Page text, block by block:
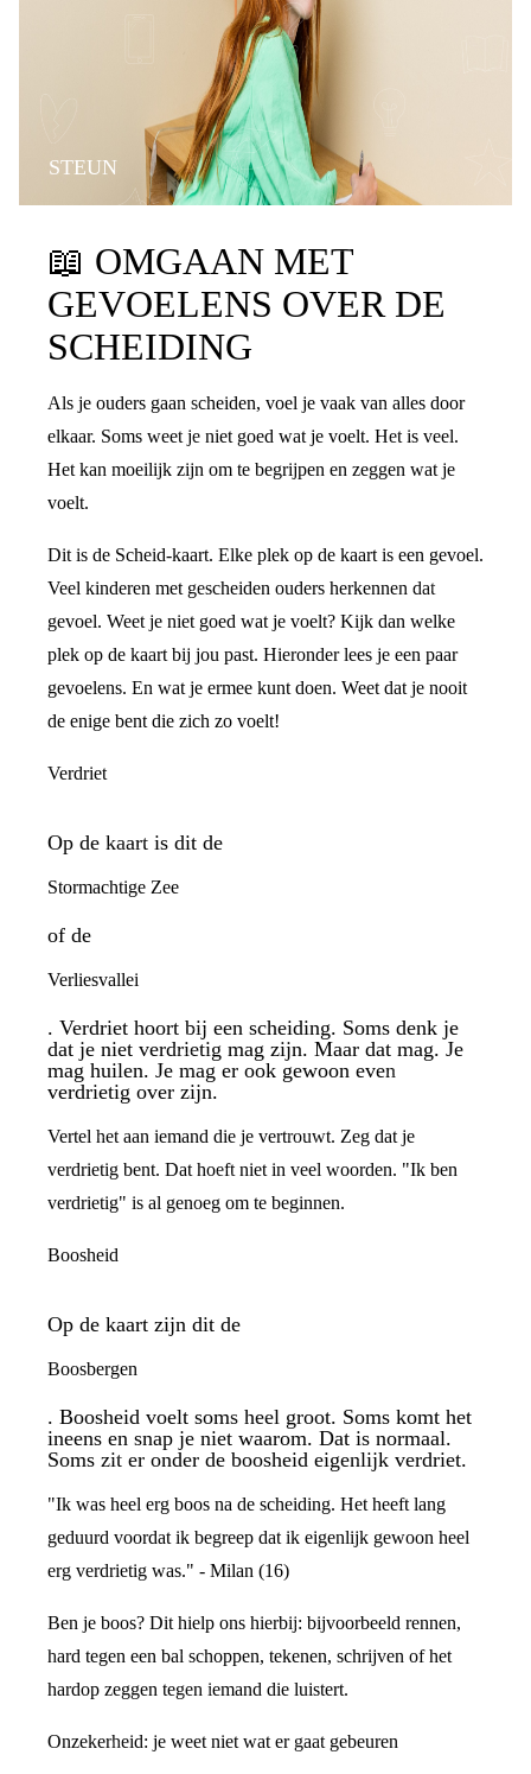
STEUN
📖 OMGAAN MET
GEVOELENS OVER DE
SCHEIDING
Als je ouders gaan scheiden, voel je vaak van alles door
elkaar. Soms weet je niet goed wat je voelt. Het is veel.
Het kan moeilijk zijn om te begrijpen en zeggen wat je
voelt.
Dit is de Scheid-kaart. Elke plek op de kaart is een gevoel.
Veel kinderen met gescheiden ouders herkennen dat
gevoel. Weet je niet goed wat je voelt? Kijk dan welke
plek op de kaart bij jou past. Hieronder lees je een paar
gevoelens. En wat je ermee kunt doen. Weet dat je nooit
de enige bent die zich zo voelt!
Verdriet
Op de kaart is dit de
Stormachtige Zee
of de
Verliesvallei
. Verdriet hoort bij een scheiding. Soms denk je
dat je niet verdrietig mag zijn. Maar dat mag. Je
mag huilen. Je mag er ook gewoon even
verdrietig over zijn.
Vertel het aan iemand die je vertrouwt. Zeg dat je
verdrietig bent. Dat hoeft niet in veel woorden. "Ik ben
verdrietig" is al genoeg om te beginnen.
Boosheid
Op de kaart zijn dit de
Boosbergen
. Boosheid voelt soms heel groot. Soms komt het
ineens en snap je niet waarom. Dat is normaal.
Soms zit er onder de boosheid eigenlijk verdriet.
"Ik was heel erg boos na de scheiding. Het heeft lang
geduurd voordat ik begreep dat ik eigenlijk gewoon heel
erg verdrietig was." - Milan (16)
Ben je boos? Dit hielp ons hierbij: bijvoorbeeld rennen,
hard tegen een bal schoppen, tekenen, schrijven of het
hardop zeggen tegen iemand die luistert.
Onzekerheid: je weet niet wat er gaat gebeuren